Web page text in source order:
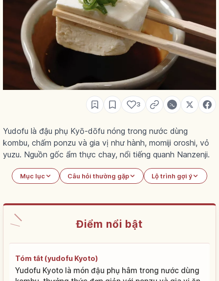
3
Yudofu là đậu phụ Kyō-dōfu nóng trong nước dùng
kombu, chấm ponzu và gia vị như hành, momiji oroshi, vỏ
yuzu. Nguồn gốc ẩm thực chay, nổi tiếng quanh Nanzenji.
Mục lục Câu hỏi thường gặp Lộ trình gợi ý
Điểm nổi bật
Tóm tắt (yudofu Kyoto)
Yudofu Kyoto là món đậu phụ hâm trong nước dùng